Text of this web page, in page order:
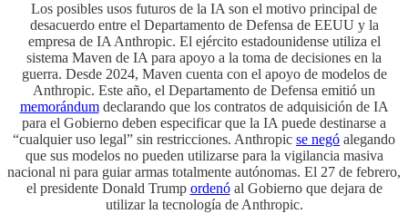
Los posibles usos futuros de la IA son el motivo principal de
desacuerdo entre el Departamento de Defensa de EEUU y la
empresa de IA Anthropic. El ejército estadounidense utiliza el
sistema Maven de IA para apoyo a la toma de decisiones en la
guerra. Desde 2024, Maven cuenta con el apoyo de modelos de
Anthropic. Este año, el Departamento de Defensa emitió un
memorándumdeclarando que los contratos de adquisición de IA
para el Gobierno deben especificar que la IA puede destinarse a
“cualquier uso legal” sin restricciones. Anthropic se negó alegando
que sus modelos no pueden utilizarse para la vigilancia masiva
nacional ni para guiar armas totalmente autónomas. El 27 de febrero,
el presidente Donald Trump ordenóal Gobierno que dejara de
utilizar la tecnología de Anthropic.